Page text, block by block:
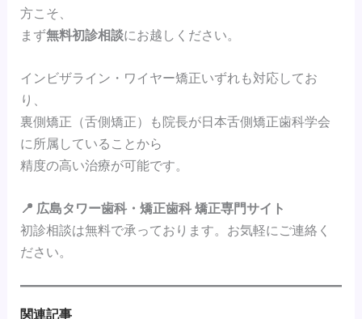
方こそ、
まず無料初診相談にお越しください。
インビザライン・ワイヤー矯正いずれも対応してお
り、
裏側矯正（舌側矯正）も院長が日本舌側矯正歯科学会
に所属していることから
精度の高い治療が可能です。
📍 広島タワー歯科・矯正歯科 矯正専門サイト
初診相談は無料で承っております。お気軽にご連絡く
ださい。
関連記事